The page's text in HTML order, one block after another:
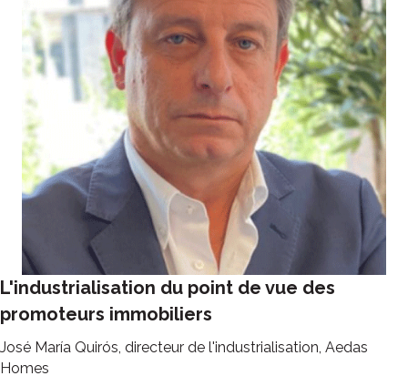
L'industrialisation du point de vue des
promoteurs immobiliers
José María Quirós, directeur de l'industrialisation, Aedas
Homes